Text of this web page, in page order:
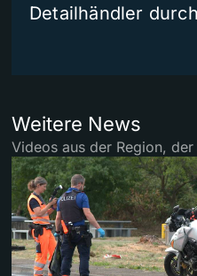
Detailhändler durch
Weitere News
Videos aus der Region,